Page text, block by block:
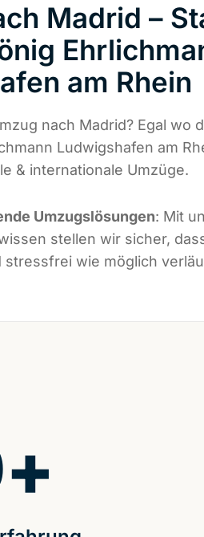
Madrid –
am Rhein
nach Madrid? Egal wo
Ludwigshafen am
& internationale Umzüge.
Umzugslösungen: Mit
stellen wir sicher,
stressfrei wie möglich
+